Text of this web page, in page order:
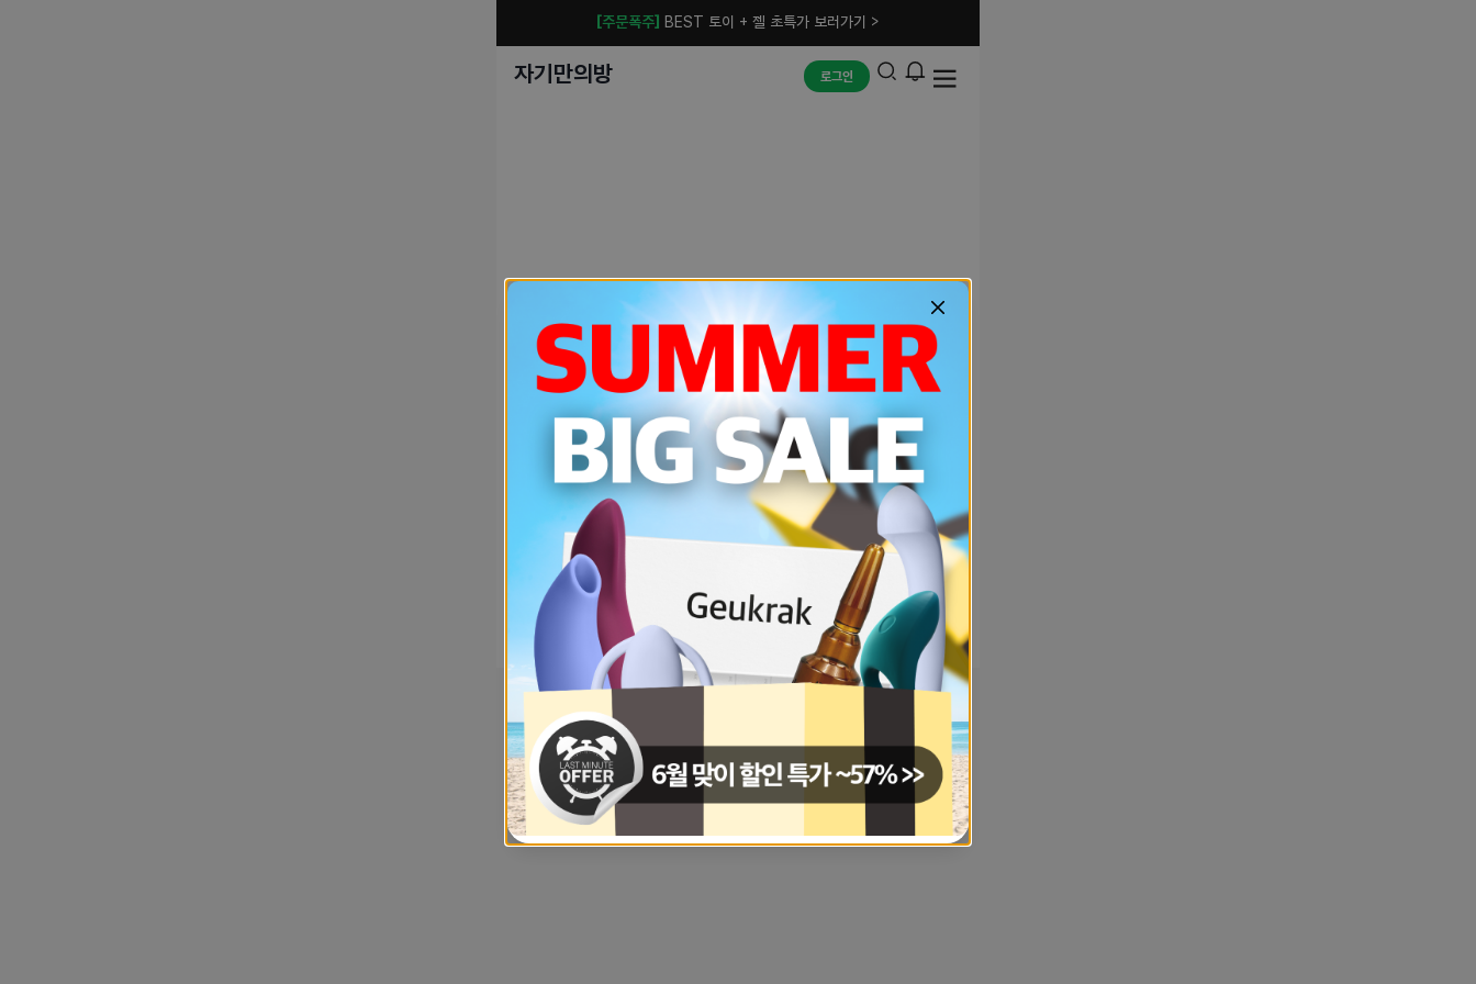
[주문폭주] BEST 토이 + 젤 초특가 보러가기 >
자기만의방 로그인
예상치 못한 에러입니다.